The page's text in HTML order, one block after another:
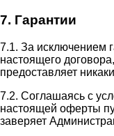
7. Гарантии
7.1. За исключением
настоящего
предоставляет
7.2. Соглашаясь с
настоящей оферты
заверяет